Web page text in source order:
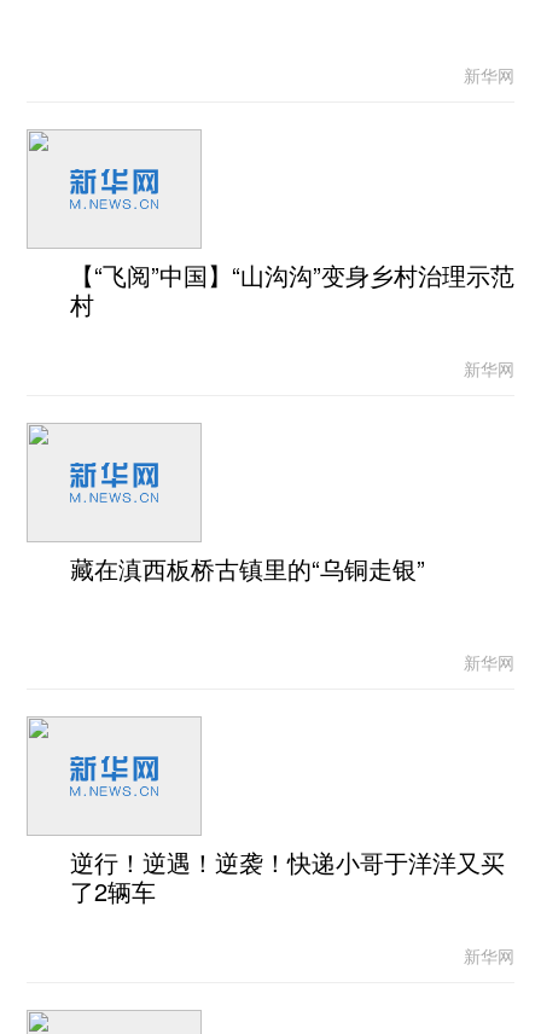
新华网
【“飞阅”中国】“山沟沟”变身乡村治理示范
村
新华网
藏在滇西板桥古镇里的“乌铜走银”
新华网
逆行！逆遇！逆袭！快递小哥于洋洋又买
了2辆车
新华网